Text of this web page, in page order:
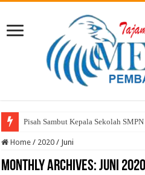
Pisah Sambut Kepala Sekolah
Home / 2020 / Juni
Monthly Archives:Juni 2020